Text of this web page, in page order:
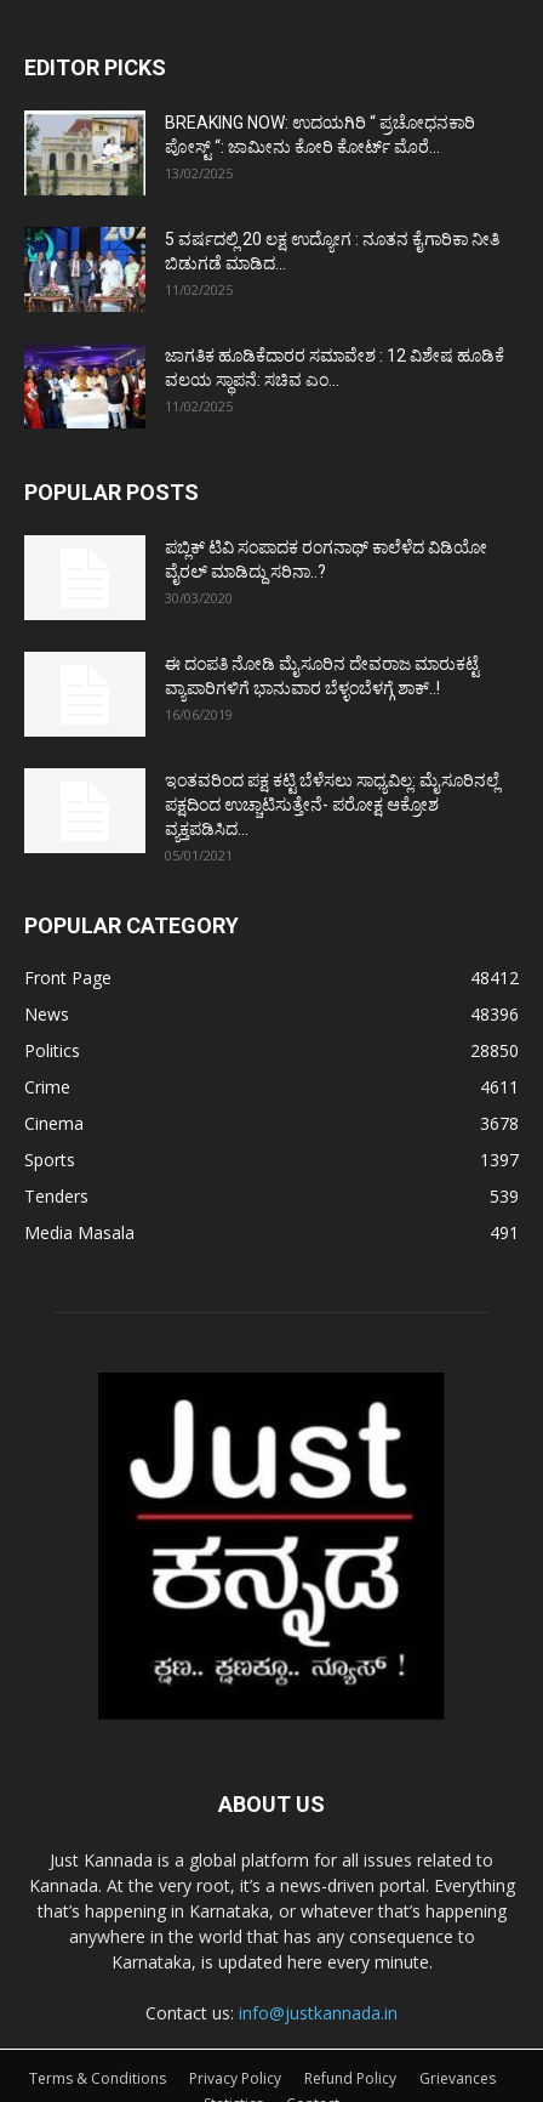
EDITOR PICKS
BREAKING NOW: ಉದಯಗಿರಿ “ ಪ್ರಚೋಧನಕಾರಿ
ಪೋಸ್ಟ್‌ “: ಜಾಮೀನು ಕೋರಿ ಕೋರ್ಟ್‌ ಮೊರೆ...
13/02/2025
5 ವರ್ಷದಲ್ಲಿ 20 ಲಕ್ಷ ಉದ್ಯೋಗ : ನೂತನ ಕೈಗಾರಿಕಾ ನೀತಿ
ಬಿಡುಗಡೆ ಮಾಡಿದ...
11/02/2025
ಜಾಗತಿಕ ಹೂಡಿಕೆದಾರರ ಸಮಾವೇಶ : 12 ವಿಶೇಷ ಹೂಡಿಕೆ
ವಲಯ ಸ್ಥಾಪನೆ: ಸಚಿವ ಎಂ...
11/02/2025
POPULAR POSTS
ಪಬ್ಲಿಕ್ ಟಿವಿ ಸಂಪಾದಕ ರಂಗನಾಥ್ ಕಾಲೆಳೆದ ವಿಡಿಯೋ
ವೈರಲ್ ಮಾಡಿದ್ದು ಸರಿನಾ..?
30/03/2020
ಈ ದಂಪತಿ ನೋಡಿ ಮೈಸೂರಿನ ದೇವರಾಜ ಮಾರುಕಟ್ಟೆ
ವ್ಯಾಪಾರಿಗಳಿಗೆ ಭಾನುವಾರ ಬೆಳ್ಳಂಬೆಳಗ್ಗೆ ಶಾಕ್..!
16/06/2019
ಇಂತವರಿಂದ ಪಕ್ಷ ಕಟ್ಟಿ ಬೆಳೆಸಲು ಸಾಧ್ಯವಿಲ್ಲ: ಮೈಸೂರಿನಲ್ಲೆ
ಪಕ್ಷದಿಂದ ಉಚ್ಚಾಟಿಸುತ್ತೇನೆ- ಪರೋಕ್ಷ ಆಕ್ರೋಶ
ವ್ಯಕ್ತಪಡಿಸಿದ...
05/01/2021
POPULAR CATEGORY
Front Page
48412
News
48396
Politics
28850
Crime
4611
Cinema
3678
Sports
1397
Tenders
539
Media Masala
491
ABOUT US
Just Kannada is a global platform for all issues related to
Kannada. At the very root, it’s a news-driven portal. Everything
that’s happening in Karnataka, or whatever that’s happening
anywhere in the world that has any consequence to
Karnataka, is updated here every minute.
Contact us: info@justkannada.in
Terms & Conditions Privacy Policy Refund Policy
Grievances